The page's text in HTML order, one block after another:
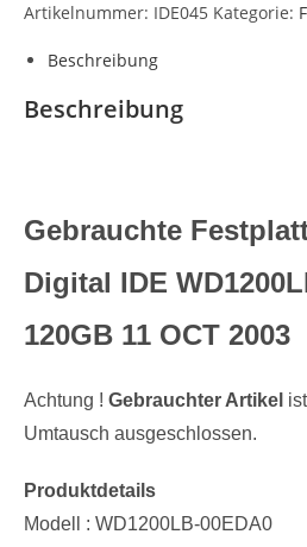
Artikelnummer: IDE045 Kategorie:
Beschreibung
Beschreibung
Gebrauchte
Digital IDE
120GB 11 OCT 2003
Achtung ! Gebrauchter Artikel
Umtausch ausgeschlossen.
Produktdetails
Modell : WD1200LB-00EDA0